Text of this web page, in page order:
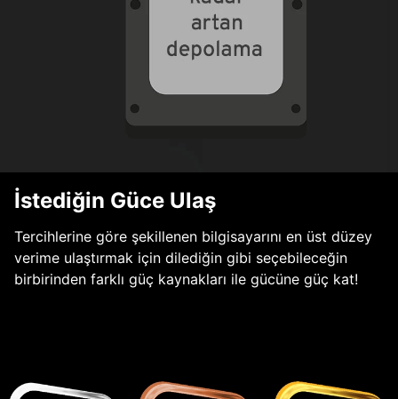
İstediğin Güce Ulaş
Tercihlerine göre şekillenen bilgisayarını en üst düzey
verime ulaştırmak için dilediğin gibi seçebileceğin
birbirinden farklı güç kaynakları ile gücüne güç kat!